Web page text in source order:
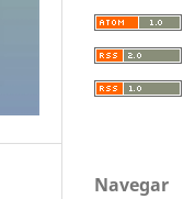
Navegar